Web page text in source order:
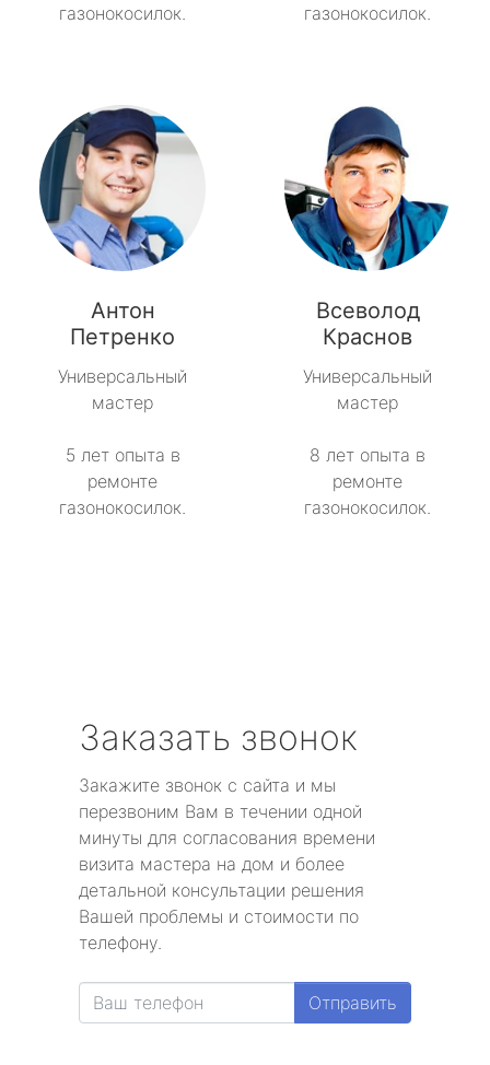
газонокосилок.
газонокосилок.
Антон
Петренко
Универсальный
мастер
5 лет опыта в
ремонте
газонокосилок.
Всеволод
Краснов
Универсальный
мастер
8 лет опыта в
ремонте
газонокосилок.
Заказать звонок
Закажите звонок с сайта и мы
перезвоним Вам в течении одной
минуты для согласования времени
визита мастера на дом и более
детальной консультации решения
Вашей проблемы и стоимости по
телефону.
Отправить